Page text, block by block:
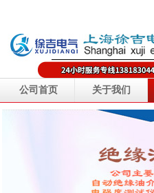
公司首页 关于我们